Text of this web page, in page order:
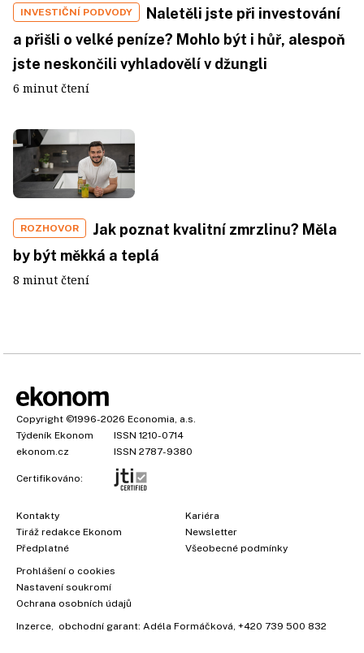
INVESTIČNÍ PODVODY
Naletěli jste při investování
a přišli o velké peníze? Mohlo být i hůř, alespoň
jste neskončili vyhladovělí v džungli
6 minut čtení
ROZHOVOR
Jak poznat kvalitní zmrzlinu? Měla
by být měkká a teplá
8 minut čtení
Copyright ©1996-2026 Economia, a.s.
Týdeník Ekonom
ISSN 1210-0714
ekonom.cz
ISSN 2787-9380
Certifikováno:
Kontakty
Tiráž redakce Ekonom
Předplatné
Kariéra
Newsletter
Všeobecné podmínky
Prohlášení o cookies
Nastavení soukromí
Ochrana osobních údajů
Inzerce , obchodní garant: Adéla Formáčková +420 739 500 832